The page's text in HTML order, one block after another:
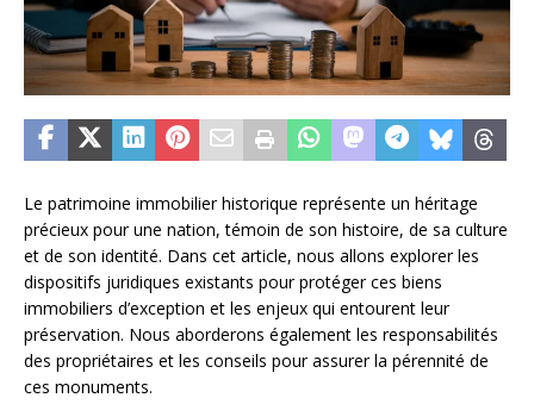
Le patrimoine immobilier historique représente un héritage
précieux pour une nation, témoin de son histoire, de sa culture
et de son identité. Dans cet article, nous allons explorer les
dispositifs juridiques existants pour protéger ces biens
immobiliers d’exception et les enjeux qui entourent leur
préservation. Nous aborderons également les responsabilités
des propriétaires et les conseils pour assurer la pérennité de
ces monuments.